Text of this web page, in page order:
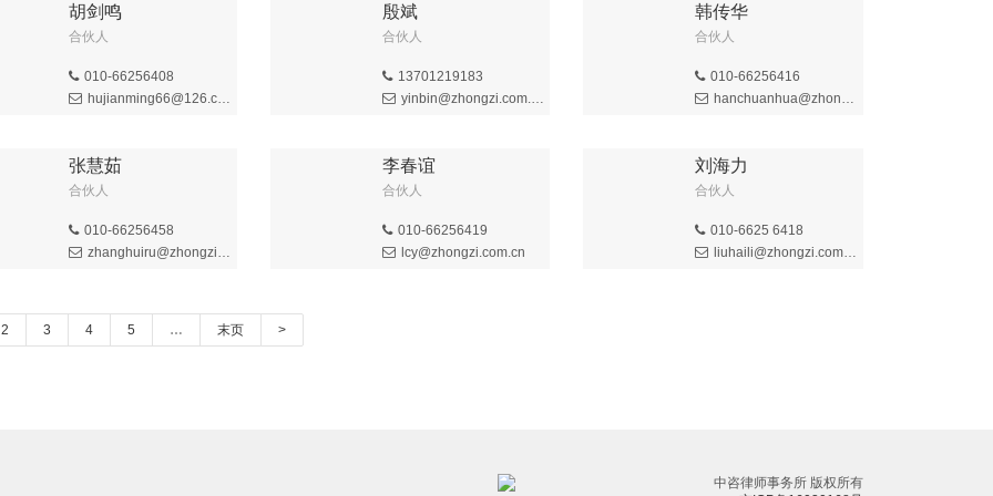
胡剑鸣
合伙人
010-66256408
hujianming66@126.com
殷斌
合伙人
13701219183
yinbin@zhongzi.com.cn
韩传华
合伙人
010-66256416
hanchuanhua@zhongzi.com.cn
张慧茹
合伙人
010-66256458
zhanghuiru@zhongzi.com.cn
李春谊
合伙人
010-66256419
lcy@zhongzi.com.cn
刘海力
合伙人
010-6625 6418
liuhaili@zhongzi.com.cn
2 3 4 5 … 末页 >
中咨律师事务所 版权所有